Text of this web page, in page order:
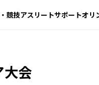
競技アスリートサポートオリ
大会